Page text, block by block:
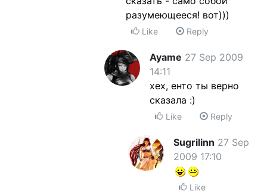
разумеющееся! вот)))
Like Reply
Ayame 27 Sep 2009
14:11
хех, енто ты верно
сказала :)
Like Reply
Sugrilinn 27 Sep
2009 17:10
Like